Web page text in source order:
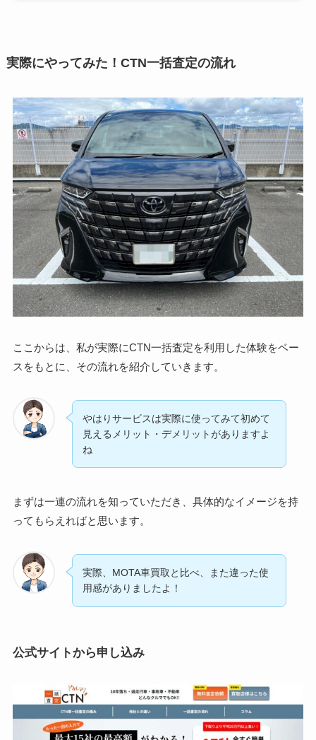
実際にやってみた！CTN一括査定の流れ
ここからは、私が実際にCTN一括査定を利用した体験をベー
スをもとに、その流れを紹介していきます。
やはりサービスは実際に使ってみて初めて
見えるメリット・デメリットがありますよ
ね
まずは一連の流れを知っていただき、具体的なイメージを持
ってもらえればと思います。
実際、MOTA車買取と比べ、また違った使
用感がありましたよ！
公式サイトから申し込み